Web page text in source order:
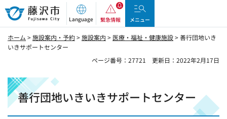
藤沢市
Language 緊急情報 メニュー
ホーム >施設案内・予約>施設案内 > 医療・福祉・健康施設> 善行団地いき
いきサポートセンター
ページ番号：27721
更新日：2022年2月17日
善行団地いきいきサポートセンター